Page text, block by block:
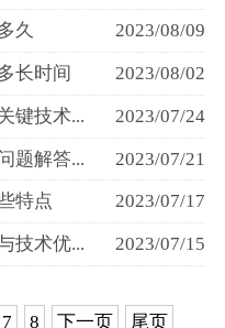
久 2023/08/09
长时间 2023/08/02
键技术... 2023/07/24
题解答... 2023/07/21
特点 2023/07/17
技术优... 2023/07/15
7 8 下一页 尾页